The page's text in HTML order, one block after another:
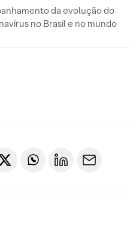
da evolução do
no Brasil e no mundo